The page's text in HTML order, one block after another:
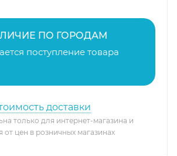
ПО ГОРОДАМ
поступление товара
доставки
только для интернет-магазина и
от цен в розничных магазинах